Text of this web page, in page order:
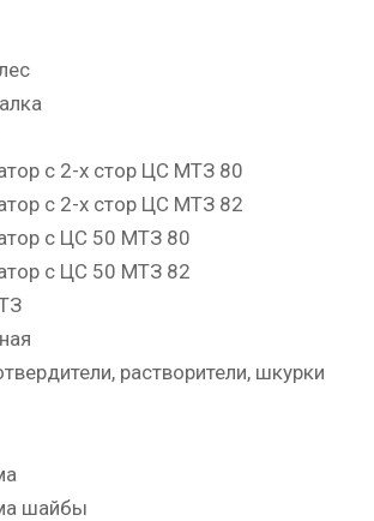
с 2-х стор ЦС МТЗ 80
с 2-х стор ЦС МТЗ 82
с ЦС 50 МТЗ 80
с ЦС 50 МТЗ 82
растворители, шкурки
шайбы